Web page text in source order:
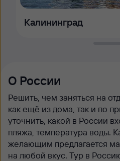
Калининград
О России
Решить, чем заняться на
как ещё из дома, так и по
уточнить, какой в России
пляжа, температура воды.
желающим предлагается
на любой вкус. Тур в